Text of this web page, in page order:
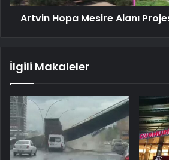
Artvin Hopa Mesire Alanı
İlgili Makaleler